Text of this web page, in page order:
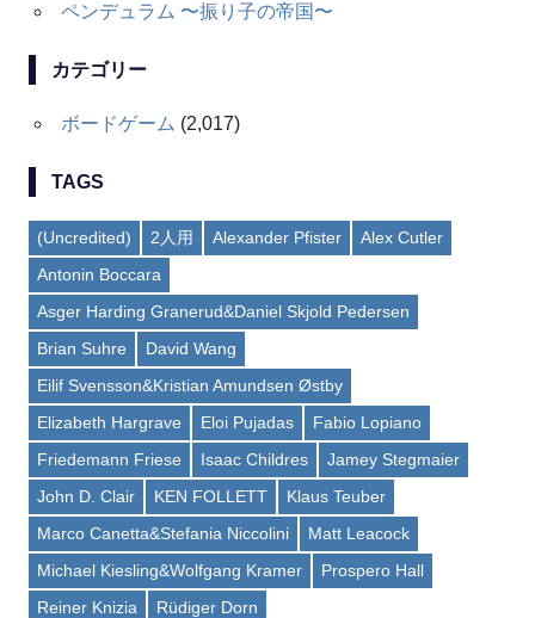
ペンデュラム 〜振り子の帝国〜
カテゴリー
ボードゲーム (2,017)
TAGS
(Uncredited) 2人用 Alexander Pfister
Alex Cutler
Antonin Boccara
Asger Harding Granerud&Daniel Skjold Pedersen
Brian Suhre
David Wang
Eilif Svensson&Kristian Amundsen Østby
Elizabeth Hargrave
Eloi Pujadas
Fabio Lopiano
Friedemann Friese
Isaac Childres
Jamey Stegmaier
John D. Clair
KEN FOLLETT
Klaus Teuber
Marco Canetta&Stefania Niccolini
Matt Leacock
Michael Kiesling&Wolfgang Kramer
Prospero Hall
Reiner Knizia
Rüdiger Dorn